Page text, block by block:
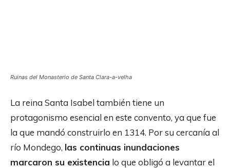
Ruinas del Monasterio de Santa Clara-a-velha
La reina Santa Isabel también tiene un
protagonismo esencial en este convento, ya que fue
la que mandó construirlo en 1314. Por su cercanía al
río Mondego, las continuas inundaciones
marcaron su existencia lo que obligó a levantar el